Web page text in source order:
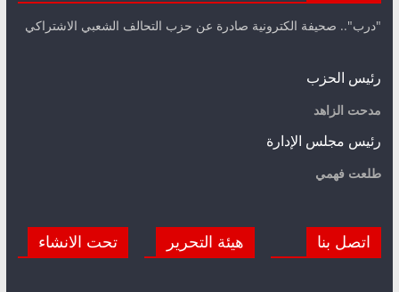
"درب".. صحيفة الكترونية صادرة عن حزب التحالف الشعبي الاشتراكي
رئيس الحزب
مدحت الزاهد
رئيس مجلس الإدارة
طلعت فهمي
اتصل بنا هيئة التحرير تحت الانشاء